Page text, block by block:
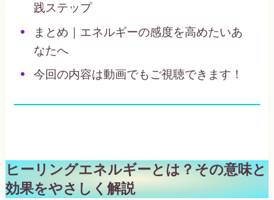
践ステップ
まとめ｜エネルギーの感度を高めたいあ
なたへ
今回の内容は動画でもご視聴できます！
ヒーリングエネルギーとは？その意味と
効果をやさしく解説